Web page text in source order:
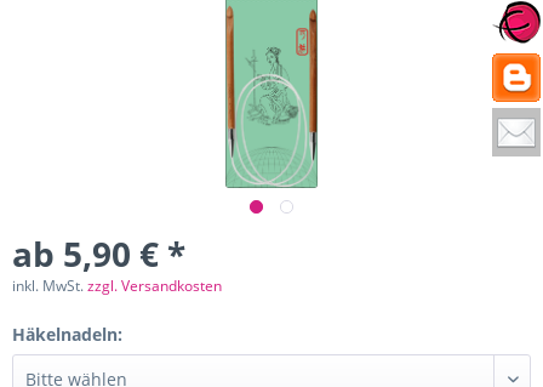
ab 5,90 € *
inkl. MwSt.zzgl. Versandkosten
Häkelnadeln: